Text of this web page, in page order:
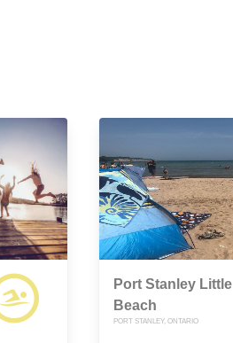
Port Stanley Little
Beach
PORT STANLEY, ONTARIO